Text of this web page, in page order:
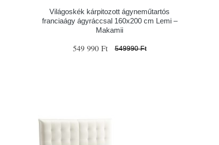
Világoskék kárpitozott ágyneműtartós
franciaágy ágyráccsal 160x200 cm Lemi –
Makamii
549 990 Ft 549990 Ft